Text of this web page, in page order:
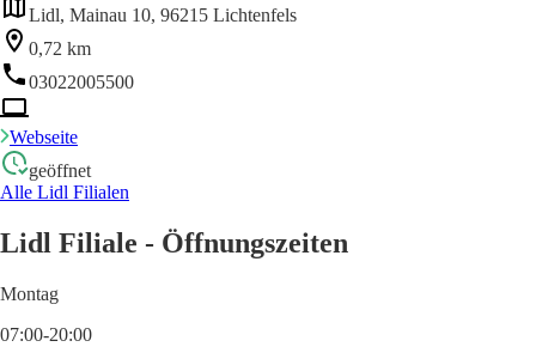
Lidl, Mainau 10, 96215 Lichtenfels
0,72 km
03022005500
Webseite
geöffnet
Alle Lidl Filialen
Lidl Filiale - Öffnungszeiten
Montag
07:00-20:00